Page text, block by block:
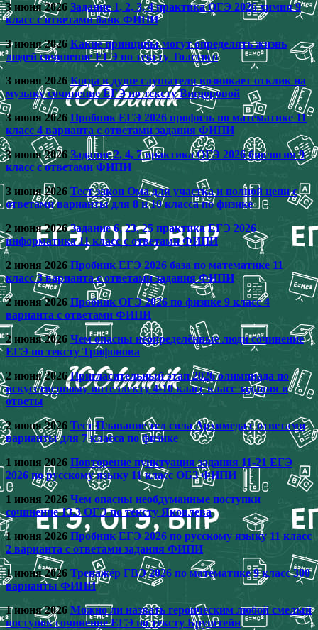
3 июня 2026 Задание 1, 2, 3, 4 практика ОГЭ 2026 химия 9
класс с ответами банк ФИПИ
3 июня 2026 Какие принципы могут определять жизнь
людей сочинение ЕГЭ по тексту Толстого
3 июня 2026Когда в душе слушателя возникает отклик на
музыку сочинение ЕГЭ по тексту Вигдоровой
3 июня 2026 Пробник ЕГЭ 2026 профиль по математике 11
класс 4 варианта с ответами задания ФИПИ
3 июня 2026 Задание 2, 4, 7 практика ОГЭ 2026 биология 9
класс с ответами ФИПИ
3 июня 2026 Тест закон Ома для участка и полной цепи с
ответами варианты для 8 и 10 класса по физике
2 июня 2026Задание 6, 23, 25 практика ЕГЭ 2026
информатика 11 класс с ответами ФИПИ
2 июня 2026 Пробник ЕГЭ 2026 база по математике 11
класс 3 варианта с ответами задания ФИПИ
2 июня 2026 Пробник ОГЭ 2026 по физике 9 класс 4
варианта с ответами ФИПИ
2 июня 2026 Чем опасны неопределённые люди сочинение
ЕГЭ по тексту Трифонова
2 июня 2026Пригласительный этап 2026 олимпиада по
искусственному интеллекту 4-10 класс класс задания и
ответы
2 июня 2026 Тест Плавание тел сила Архимеда с ответами
варианты для 7 класса по физике
1 июня 2026 Повторение пунктуация задания 11-21 ЕГЭ
2026 по русскому языку 11 класс ОБЗ ФИПИ
1 июня 2026 Чем опасны необдуманные поступки
сочинение 13.3 ОГЭ по тексту Яковлева
1 июня 2026 Пробник ЕГЭ 2026 по русскому языку 11 класс
2 варианта с ответами задания ФИПИ
1 июня 2026 Тренажёр ГВЭ 2026 по математике 9 класс 300
варианты ФИПИ
1 июня 2026 Можно ли назвать героическим любой смелый
поступок сочинение ЕГЭ по тексту Бруштейн